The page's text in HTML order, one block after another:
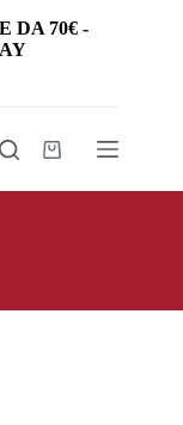
DA 70€ -
Carrello